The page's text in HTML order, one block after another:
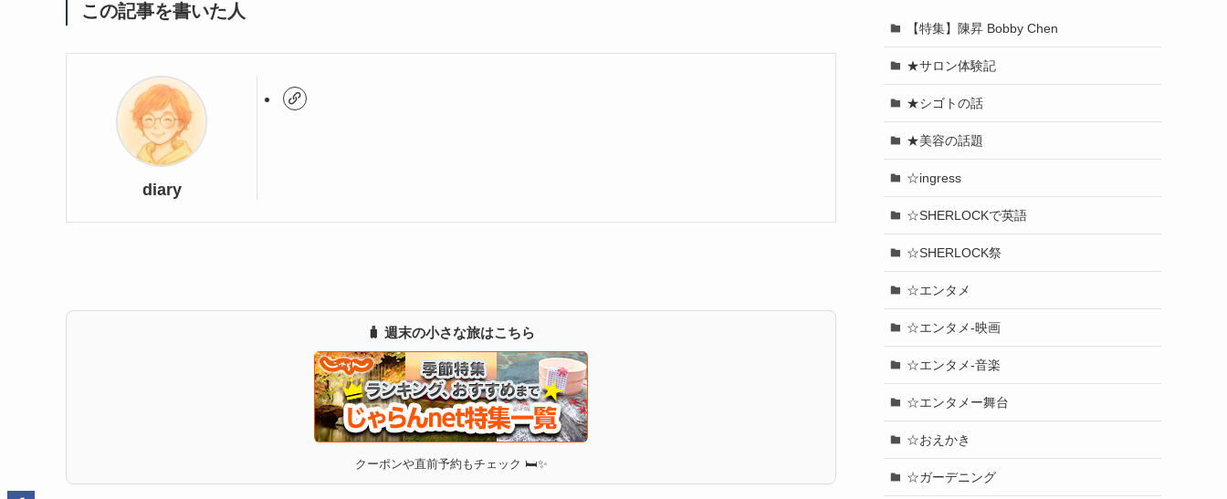
この記事を書いた人
diary
🧳 週末の小さな旅はこちら
クーポンや直前予約もチェック 🛏✨
【特集】陳昇 Bobby Chen
★サロン体験記
★シゴトの話
★美容の話題
☆ingress
☆SHERLOCKで英語
☆SHERLOCK祭
☆エンタメ
☆エンタメ-映画
☆エンタメ-音楽
☆エンタメー舞台
☆おえかき
☆ガーデニング